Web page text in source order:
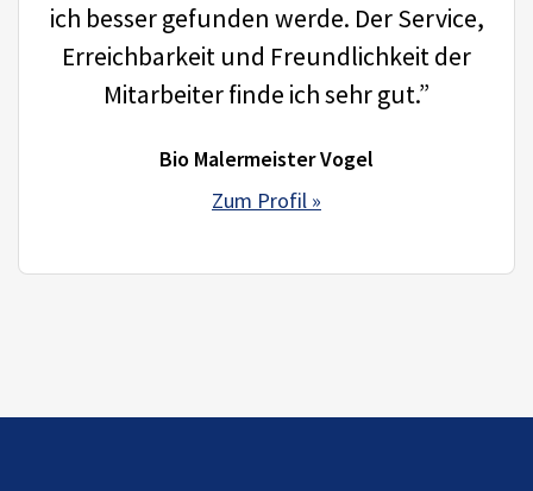
ich besser gefunden werde. Der Service,
Erreichbarkeit und Freundlichkeit der
Mitarbeiter finde ich sehr gut.”
Bio Malermeister Vogel
Zum Profil »